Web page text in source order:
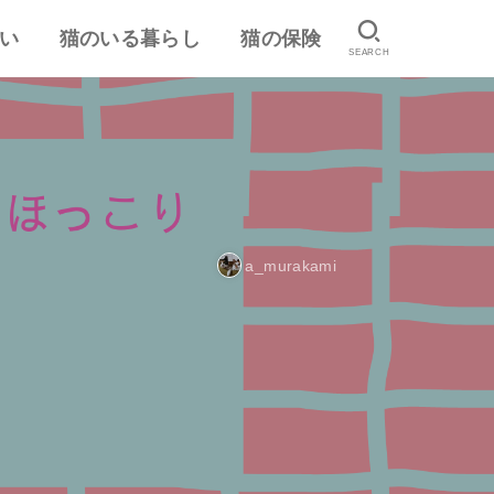
キング
猫のいる暮らし
猫のしつけ
猫とのスキンシップ
猫の食事・栄養管理
猫の気持ち
病気予防・医学
おすすめ猫用品・グッズ
猫の保険
ペット保険の口コミ・評判
失敗しないペット保険
SEARCH
a_murakami